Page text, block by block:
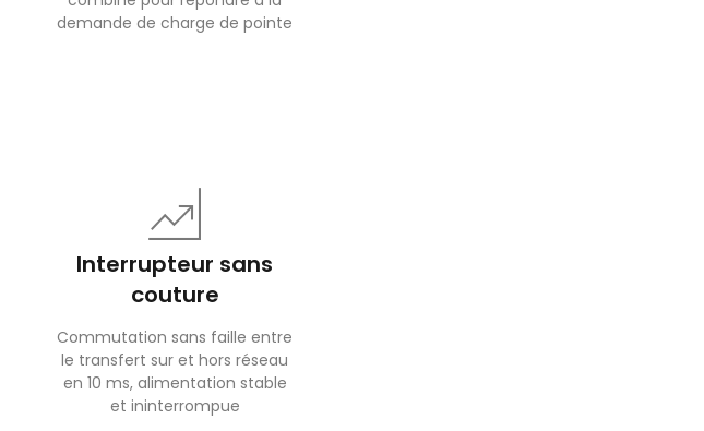
demande de charge de pointe
Interrupteur sans
couture
Commutation sans faille entre
le transfert sur et hors réseau
en 10 ms, alimentation stable
et ininterrompue